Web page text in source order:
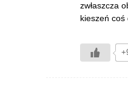
zwłaszcza
kieszeń coś